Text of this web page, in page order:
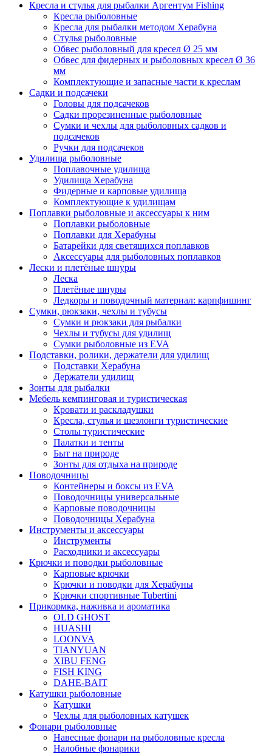
Кресла и стулья для рыбалки Аргентум Fishing
Кресла рыболовные
Кресла для рыбалки методом Херабуна
Стулья рыболовные
Обвес рыболовный для кресел Ø 25 мм
Обвес для фидерных и рыболовных кресел Ø 36
мм
Комплектующие и запасные части к креслам
Садки и подсачеки
Головы для подсачеков
Садки прорезиненные рыболовные
Сумки и чехлы для рыболовных садков и
подсачеков
Ручки для подсачеков
Удилища рыболовные
Поплавочные удилища
Удилища Херабуна
Фидерные и карповые удилища
Комплектующие к удилищам
Поплавки рыболовные и аксессуары к ним
Поплавки рыболовные
Поплавки для Херабуны
Батарейки для светящихся поплавков
Аксессуары для рыболовных поплавков
Лески и плетёные шнуры
Леска
Плетёные шнуры
Ледкоры и поводочный материал: карпфишинг
Сумки, рюкзаки, чехлы и тубусы
Сумки и рюкзаки для рыбалки
Чехлы и тубусы для удилищ
Сумки рыболовные из EVA
Подставки, ролики, держатели для удилищ
Подставки Херабуна
Держатели удилищ
Зонты для рыбалки
Мебель кемпинговая и туристическая
Кровати и раскладушки
Кресла, стулья и шезлонги туристические
Столы туристические
Палатки и тенты
Быт на природе
Зонты для отдыха на природе
Поводочницы
Контейнеры и боксы из EVA
Поводочницы универсальные
Карповые поводочницы
Поводочницы Херабуна
Инструменты и аксессуары
Инструменты
Расходники и аксессуары
Крючки и поводки рыболовные
Карповые крючки
Крючки и поводки для Херабуны
Крючки спортивные Tubertini
Прикормка, наживка и ароматика
OLD GHOST
HUASHI
LOONVA
TIANYUAN
XIBU FENG
FISH KING
DAHE-BAIT
Катушки рыболовные
Катушки
Чехлы для рыболовных катушек
Фонари рыболовные
Навесные фонари на рыболовные кресла
Налобные фонарики